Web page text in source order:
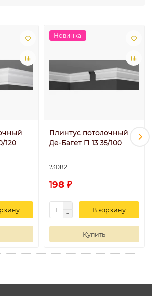
120
Новинка
Плинтус потолочный
Де-Багет П 13 35/100
23082
198 ₽
В корзину
Купить